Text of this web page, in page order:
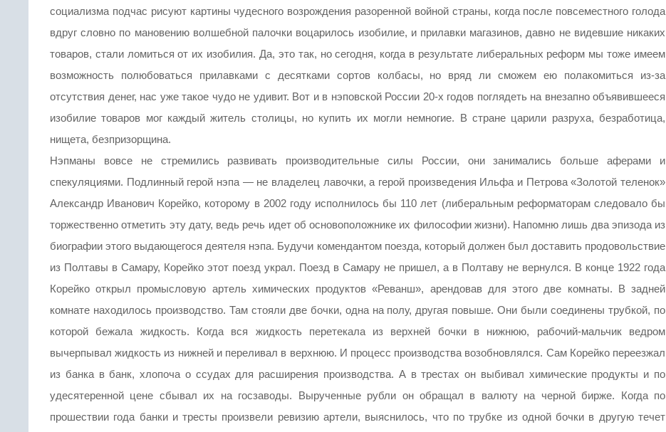
социализма подчас рисуют картины чудесного возрождения разоренной войной страны, когда после повсеместного голода
вдруг словно по мановению волшебной палочки воцарилось изобилие, и прилавки магазинов, давно не видевшие никаких
товаров, стали ломиться от их изобилия. Да, это так, но сегодня, когда в результате либеральных реформ мы тоже имеем
возможность полюбоваться прилавками с десятками сортов колбасы, но вряд ли сможем ею полакомиться из-за
отсутствия денег, нас уже такое чудо не удивит. Вот и в нэповской России 20-х годов поглядеть на внезапно объявившееся
изобилие товаров мог каждый житель столицы, но купить их могли немногие. В стране царили разруха, безработица,
нищета, безпризорщина.
Нэпманы вовсе не стремились развивать производительные силы России, они занимались больше аферами и
спекуляциями. Подлинный герой нэпа — не владелец лавочки, а герой произведения Ильфа и Петрова «Золотой теленок»
Александр Иванович Корейко, которому в 2002 году исполнилось бы 110 лет (либеральным реформаторам следовало бы
торжественно отметить эту дату, ведь речь идет об основоположнике их философии жизни). Напомню лишь два эпизода из
биографии этого выдающегося деятеля нэпа. Будучи комендантом поезда, который должен был доставить продовольствие
из Полтавы в Самару, Корейко этот поезд украл. Поезд в Самару не пришел, а в Полтаву не вернулся. В конце 1922 года
Корейко открыл промысловую артель химических продуктов «Реванш», арендовав для этого две комнаты. В задней
комнате находилось производство. Там стояли две бочки, одна на полу, другая повыше. Они были соединены трубкой, по
которой бежала жидкость. Когда вся жидкость перетекала из верхней бочки в нижнюю, рабочий-мальчик ведром
вычерпывал жидкость из нижней и переливал в верхнюю. И процесс производства возобновлялся. Сам Корейко переезжал
из банка в банк, хлопоча о ссудах для расширения производства. А в трестах он выбивал химические продукты и по
удесятеренной цене сбывал их на госзаводы. Вырученные рубли он обращал в валюту на черной бирже. Когда по
прошествии года банки и тресты произвели ревизию артели, выяснилось, что по трубке из одной бочки в другую течет